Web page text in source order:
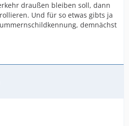
draußen bleiben soll, dann
Und für so etwas gibts ja
demnächst